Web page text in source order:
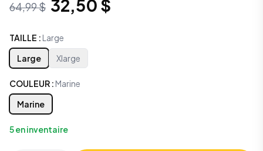
64,99 $ 32,50 $
TAILLE : Large
Large
Xlarge
COULEUR : Marine
Marine
5en inventaire